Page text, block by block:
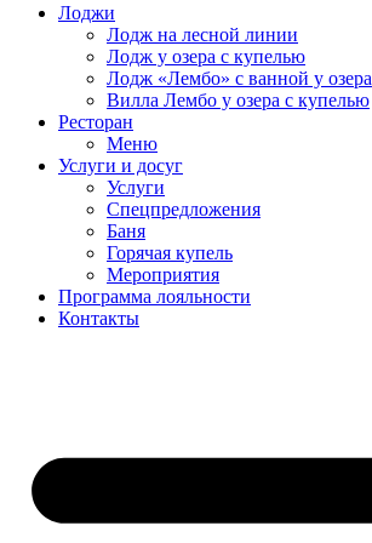
Лоджи
Лодж на лесной линии
Лодж у озера с купелью
Лодж «Лембо» с ванной у озера
Вилла Лембо у озера с купелью
Ресторан
Меню
Услуги и досуг
Услуги
Спецпредложения
Баня
Горячая купель
Мероприятия
Программа лояльности
Контакты